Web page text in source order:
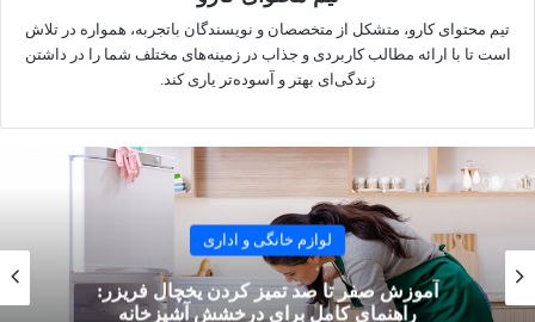
شنیدن صداهای غیرمعمول از یخچال: افزایش سروصدای
یخچال نسبت به گذشته یعنی کمپرسور برای خنک‌شدن یخچال
بیشتر از حد لازم کار می‌کند؛
تنظیم مؤثر دمای داخلی خود به‌سختی کار می‌کند.
مشکلات فراوانی می‌توانند علت داغ شدن بدنه یخچال باشند. گاهی
این مشکل به‌دلایل ساده‌ای مانند زیاد بازکردن درب یخچال یا
فرسودگی لاستیک دور درب ایجاد می‌شود و گاهی نیز مشکلی جدی
در قطعات یخچال وجود دارد.
تیم محتوای کارو، متشکل از متخصصان و نویسندگان باتجربه، همواره در تلاش
است تا با ارائه مطالب کاربردی و جذاب در زمینه‌های مختلف شما را در داشتن
زندگی‌ای بهتر و آسوده‌تر یاری کند.
لوازم خانگی و اداری
آموزش صفر تا صد تمیز کردن یخچال فریزر:
راهنمای کامل برای درخشش آشپزخانه